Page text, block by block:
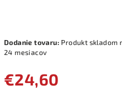
Dodanie tovaru: Produkt skladom
24 mesiacov
€24,60